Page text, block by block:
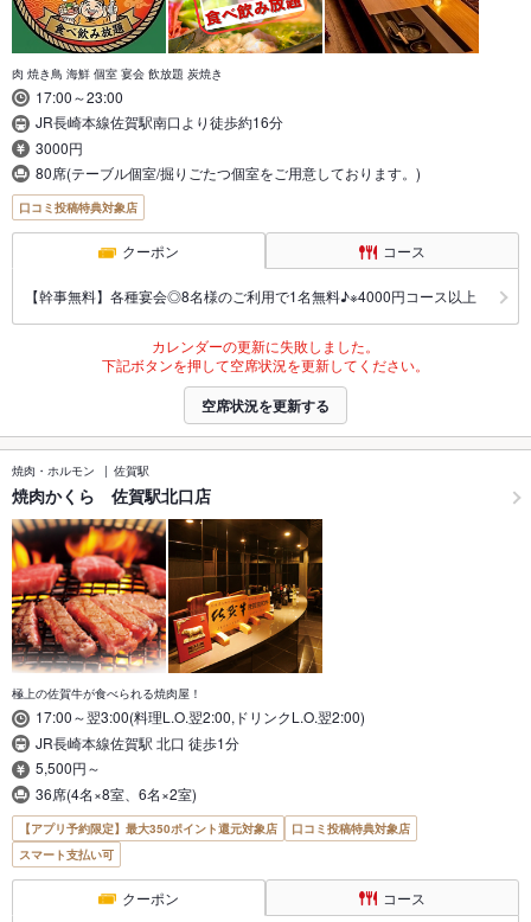
肉 焼き鳥 海鮮 個室 宴会 飲放題 炭焼き
17:00～23:00
JR長崎本線佐賀駅南口より徒歩約16分
3000円
80席(テーブル個室/掘りごたつ個室をご用意しております。)
口コミ投稿特典対象店
クーポン コース
【幹事無料】各種宴会◎8名様のご利用で1名無料♪※4000円コース以上
カレンダーの更新に失敗しました。
下記ボタンを押して空席状況を更新してください。
空席状況を更新する
焼肉・ホルモン 佐賀駅
焼肉かくら 佐賀駅北口店
極上の佐賀牛が食べられる焼肉屋！
17:00～翌3:00(料理L.O.翌2:00,ドリンクL.O.翌2:00)
JR長崎本線佐賀駅 北口 徒歩1分
5,500円～
36席(4名×8室、6名×2室)
【アプリ予約限定】最大350ポイント還元対象店
口コミ投稿特典対象店
スマート支払い可
クーポン コース